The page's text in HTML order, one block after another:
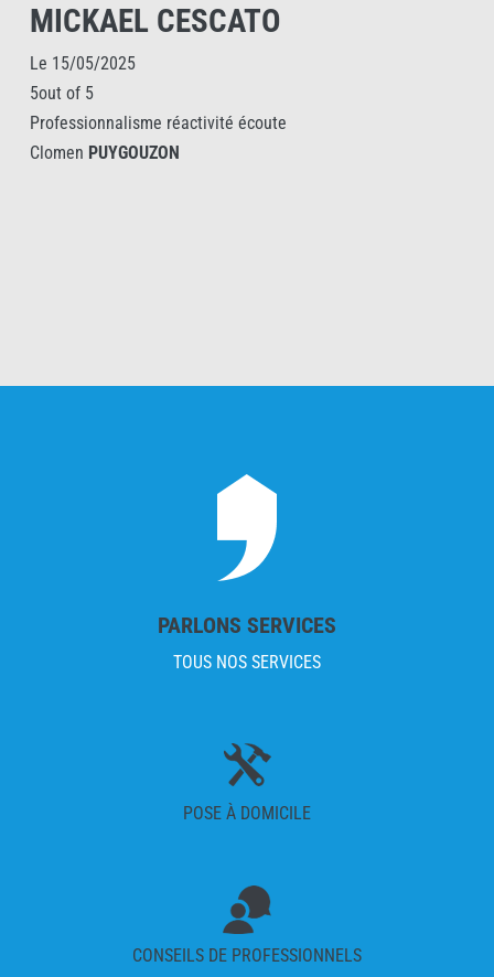
MICKAEL CESCATO
Le 15/05/2025
5out of 5
Professionnalisme réactivité écoute
ClomenPUYGOUZON
PARLONS SERVICES
TOUS NOS SERVICES
POSE À DOMICILE
CONSEILS DE PROFESSIONNELS